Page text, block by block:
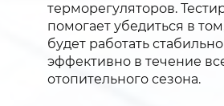
терморегуляторов.
помогает убедиться в
будет работать
эффективно в течение
отопительного сезона.